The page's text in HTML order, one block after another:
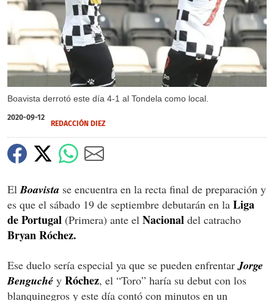
Boavista derrotó este día 4-1 al Tondela como local.
2020-09-12
REDACCIÓN DIEZ
ElBoavista se encuentra en la recta final de preparación y
es que el sábado 19 de septiembre debutarán en la Liga
de Portugal (Primera) ante el Nacional del catracho
Bryan Róchez.
Ese duelo sería especial ya que se pueden enfrentarJorge
Benguché y Róchez, el “Toro” haría su debut con los
blanquinegros y este día contó con minutos en un